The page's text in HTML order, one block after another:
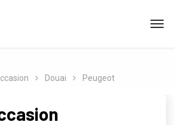
Douai Peugeot